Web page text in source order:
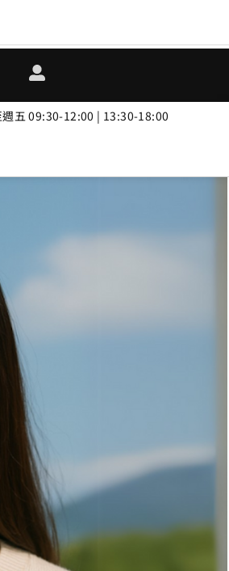
週五 09:30-12:00 | 13:30-18:00